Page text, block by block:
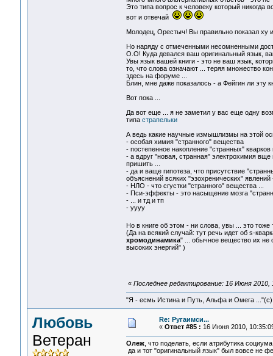
Это типа вопрос к человеку который
вот и отвечай
Молодец, Орестыч! Вы правильно показал ху
Но наряду с отмеченными несомненными
O.O! Куда девался ваш оригинальный язык,
Увы язык вашей книги - это не ваш язык,
то, что слова означают ... теряя множество
здесь на форуме ...
Блин, мне даже показалось - а Фейгин ли эту
Вот пока ...
Да вот еще ... я не заметил у вас еще одну
типа страпельки
А ведь какие научные измышлизмы на этой
- особая химия "странного" вещества
- постепенное накопление "странных"
- а вдруг "новая, странная" электрохимия
пришить ...
- да и ваще гипотеза, что присутствие
объяснений всяких "эзохренических" явлений
- НЛО - что сгустки "странного" вещества ...
- Пси-эффекты - это насыщение мозга
- ... и тд и тп
- уууу
Но в книге об этом - ни слова, увы ... это
(Да на всякий случай: тут речь идет об s-
хромодинамика" ... обычное вещество их не
высоких энергий" )
« Последнее редактирование: 16 Июня 2010,
"Я - есмь Истина и Путь, Альфа и Омега ..."(с)
Любовь
Ветеран
Re: Ругаимси...
« Ответ #85 : 16 Июня 2010,
Олеж, что поделать, если атрибутика
да и тот "оригинальный язык" был вовсе не